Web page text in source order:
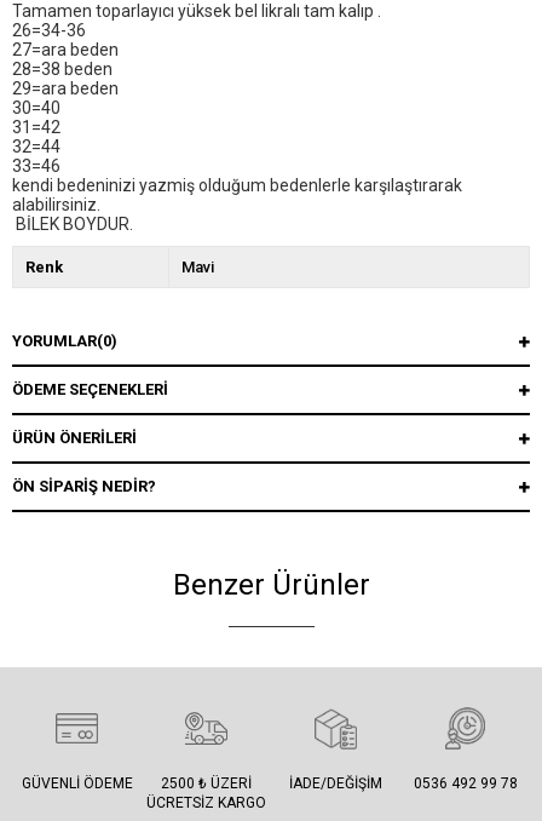
Tamamen toparlayıcı yüksek bel likralı tam kalıp .
26=34-36
27=ara beden
28=38 beden
29=ara beden
30=40
31=42
32=44
33=46
kendi bedeninizi yazmiş olduğum bedenlerle karşılaştırarak
alabilirsiniz.
BİLEK BOYDUR.
Renk Mavi
YORUMLAR(0)
ÖDEME SEÇENEKLERI
ÜRÜN ÖNERILERI
ÖN SIPARIŞ NEDIR?
Benzer Ürünler
GÜVENLI ÖDEME
2500 ₺ ÜZERI
ÜCRETSIZ KARGO
İADE/DEĞIŞIM 0536 492 99 78